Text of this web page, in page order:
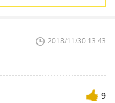
2018/11/30 13:43
9